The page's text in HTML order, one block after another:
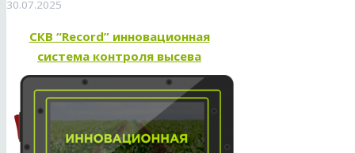
30.07.2025
СКВ “Record” инновационная
система контроля высева